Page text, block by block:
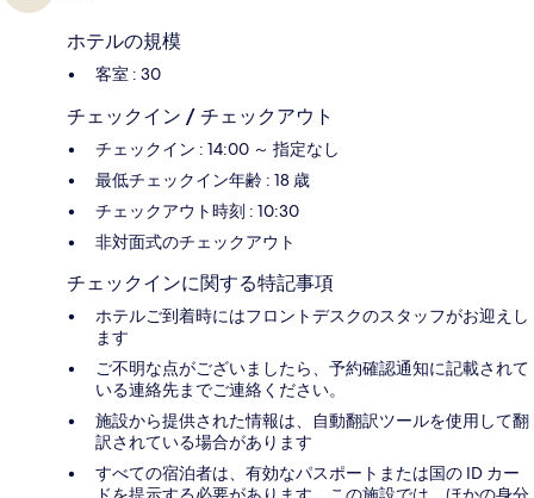
ホテルの規模
客室 : 30
チェックイン / チェックアウト
チェックイン : 14:00 ～ 指定なし
最低チェックイン年齢 : 18 歳
チェックアウト時刻 : 10:30
非対面式のチェックアウト
チェックインに関する特記事項
ホテルご到着時にはフロントデスクのスタッフがお迎えし
ます
ご不明な点がございましたら、予約確認通知に記載されて
いる連絡先までご連絡ください。
施設から提供された情報は、自動翻訳ツールを使用して翻
訳されている場合があります
すべての宿泊者は、有効なパスポートまたは国の ID カー